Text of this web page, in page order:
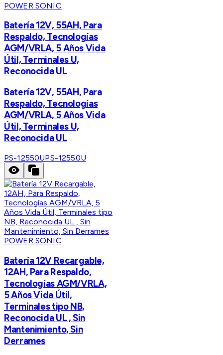
POWER SONIC
Batería 12V, 55AH, Para
Respaldo, Tecnologías
AGM/VRLA, 5 Años Vida
Útil, Terminales U,
Reconocida UL
Batería 12V, 55AH, Para
Respaldo, Tecnologías
AGM/VRLA, 5 Años Vida
Útil, Terminales U,
Reconocida UL
PS-12550UPS-12550U
POWER SONIC
Batería 12V Recargable,
12AH, Para Respaldo,
Tecnologías AGM/VRLA,
5 Años Vida Útil,
Terminales tipo NB,
Reconocida UL , Sin
Mantenimiento, Sin
Derrames